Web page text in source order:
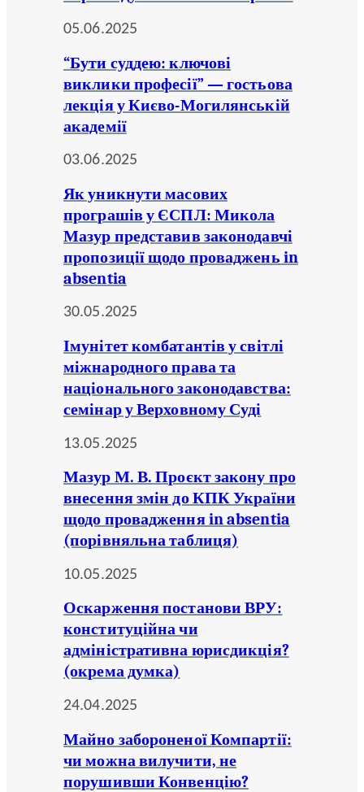
05.06.2025
“Бути суддею: ключові
виклики професії” — гостьова
лекція у Києво-Могилянській
академії
03.06.2025
Як уникнути масових
програшів у ЄСПЛ: Микола
Мазур представив законодавчі
пропозиції щодо проваджень in
absentia
30.05.2025
Імунітет комбатантів у світлі
міжнародного права та
національного законодавства:
семінар у Верховному Суді
13.05.2025
Мазур М. В. Проєкт закону про
внесення змін до КПК України
щодо провадження in absentia
(порівняльна таблиця)
10.05.2025
Оскарження постанови ВРУ:
конституційна чи
адміністративна юрисдикція?
(окрема думка)
24.04.2025
Майно забороненої Компартії:
чи можна вилучити, не
порушивши Конвенцію?